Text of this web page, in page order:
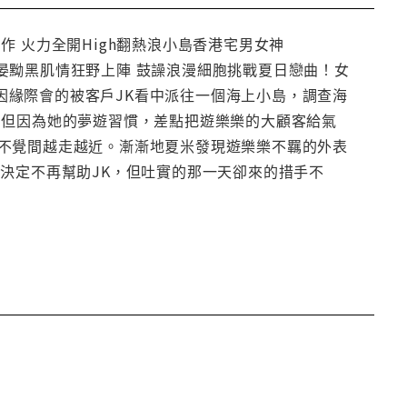
火力全開High翻熱浪小島香港宅男女神
黑肌情狂野上陣 鼓譟浪漫細胞挑戰夏日戀曲！女
際會的被客戶JK看中派往一個海上小島，調查海
因為她的夢遊習慣，差點把遊樂樂的大顧客給氣
間越走越近。漸漸地夏米發現遊樂樂不羈的外表
定不再幫助JK，但吐實的那一天卻來的措手不